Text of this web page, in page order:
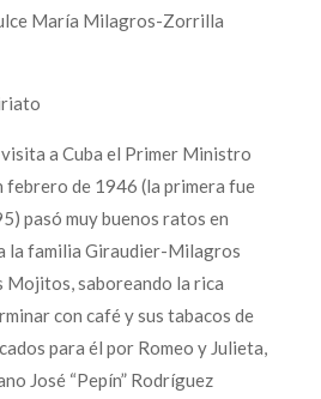
María Milagros-Zorrilla
a Cuba el Primer Ministro
febrero de 1946 (la primera fue
pasó muy buenos ratos en
la familia Giraudier-Milagros
Mojitos, saboreando la rica
con café y sus tabacos de
para él por Romeo y Julieta,
José “Pepín” Rodríguez